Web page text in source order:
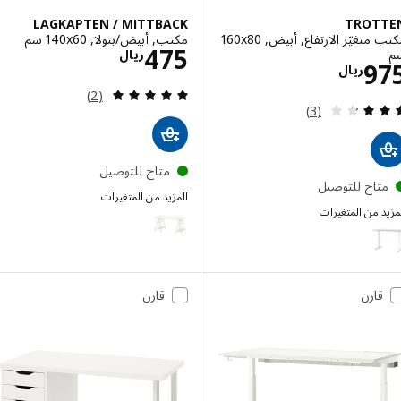
مكتب متغيّر الارتفاع, أبيض, ‎160x80
ريالالاسعار ريال 975
مراجعة: 3.3 من أصل 5 نجوم. إجمالي المراجعات:
(3)
للتوصيل
من المتغيرات
LAGKAPTEN / MITTBACK
مكتب, أبيض/بتولا, ‎140x60 سم‏
ريال475 الاسعار ريال 475
مراجعة: 5 من أصل 5 نجوم. إجمالي المراجعات:
(2)
متاح للتوصيل
المزيد من المتغيرات
قارن قارن